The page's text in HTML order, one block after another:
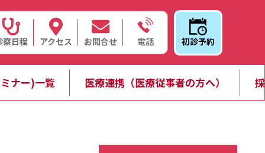
初診予約
察日程 アクセス お問合せ 電話
ナー)一覧 医療連携（医療従事者の方へ）